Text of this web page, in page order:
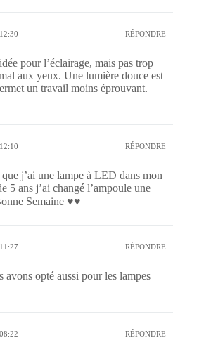
RÉPONDRE
pour l’éclairage, mais pas trop
aux yeux. Une lumière douce est
un travail moins éprouvant.
RÉPONDRE
j’ai une lampe à LED dans mon
5 ans j’ai changé l’ampoule une
Semaine ♥♥
RÉPONDRE
avons opté aussi pour les lampes
RÉPONDRE